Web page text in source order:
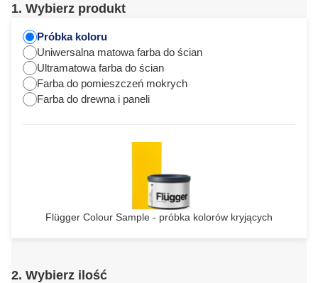
1. Wybierz produkt
Próbka koloru
Uniwersalna matowa farba do ścian
Ultramatowa farba do ścian
Farba do pomieszczeń mokrych
Farba do drewna i paneli
Flügger Colour Sample - próbka kolorów kryjących
2. Wybierz ilość